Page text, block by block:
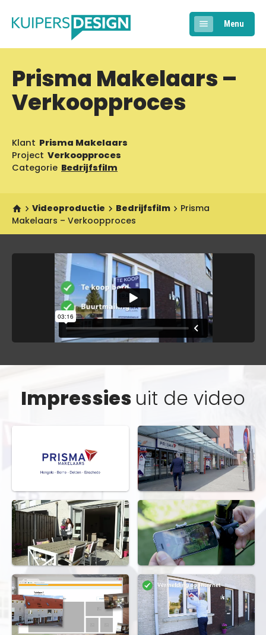
Menu
Prisma Makelaars –
Verkoopproces
Klant Prisma Makelaars
Project Verkoopproces
Categorie Bedrijfsfilm
Videoproductie Bedrijfsfilm
Prisma
Makelaars – Verkoopproces
Impressies uit de video